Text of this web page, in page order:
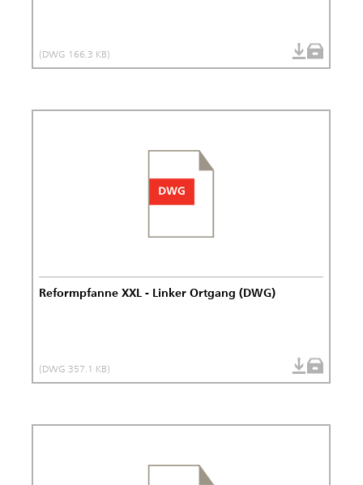
(DWG 166.3 KB)
Reformpfanne XXL - Linker Ortgang (DWG)
(DWG 357.1 KB)